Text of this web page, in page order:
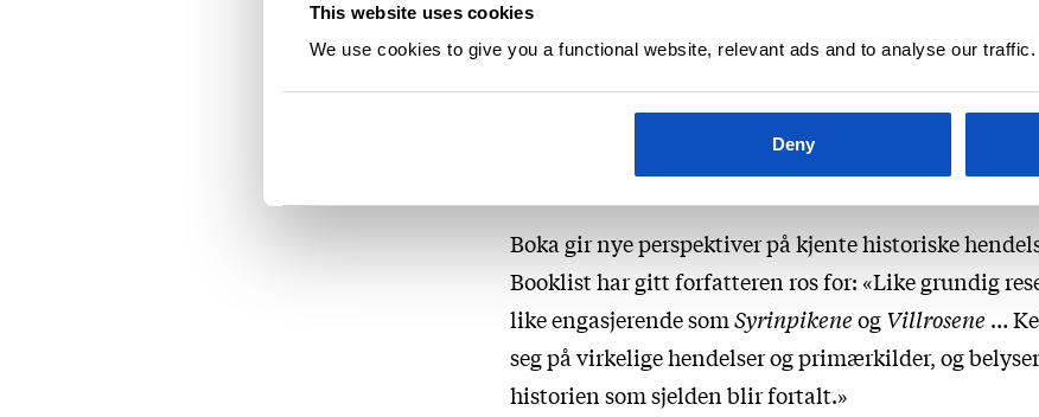
This website uses cookies
We use cookies to give you a functional website, relevant ads and to analyse our traffic.
Deny
Martha
KJØP
driver plantasjen mens mannen hennes er
ute i krigen. Den voldsomme konflikten
mellom nord og sør påvirker disse
kvinnene på ulike måter som de aldri
hadde sett for seg.
Boka gir nye perspektiver på kjente historiske
Booklist har gitt forfatteren ros for: «Like grundig
like engasjerende somSyrinpikeneogVillrosene …
seg på virkelige hendelser og primærkilder, og
historien som sjelden blir fortalt.»